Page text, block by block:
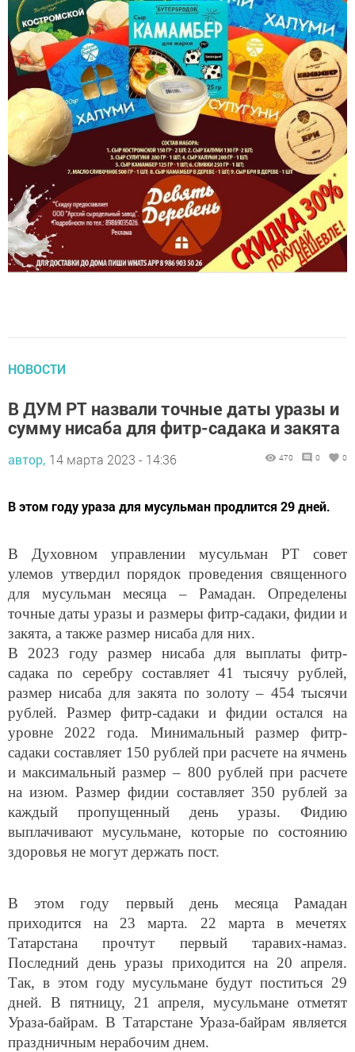
В ДУМ РТ назвали точные даты уразы и
сумму нисаба для фитр-садака и закята
улемов утвердил порядок проведения священного
для мусульман месяца – Рамадан. Определены
точные даты уразы и размеры фитр-садаки, фидии и
закята, а также размер нисаба для них.
В 2023 году размер нисаба для выплаты фитр-
садака по серебру составляет 41 тысячу рублей,
размер нисаба для закята по золоту – 454 тысячи
рублей. Размер фитр-садаки и фидии остался на
уровне 2022 года. Минимальный размер фитр-
садаки составляет 150 рублей при расчете на ячмень
и максимальный размер – 800 рублей при расчете
на изюм. Размер фидии составляет 350 рублей за
каждый пропущенный день уразы. Фидию
выплачивают мусульмане, которые по состоянию
здоровья не могут держать пост.
приходится на 23 марта. 22 марта в мечетях
Татарстана прочтут первый таравих-намаз.
Последний день уразы приходится на 20 апреля.
Так, в этом году мусульмане будут поститься 29
дней. В пятницу, 21 апреля, мусульмане отметят
Ураза-байрам. В Татарстане Ураза-байрам является
праздничным нерабочим днем.